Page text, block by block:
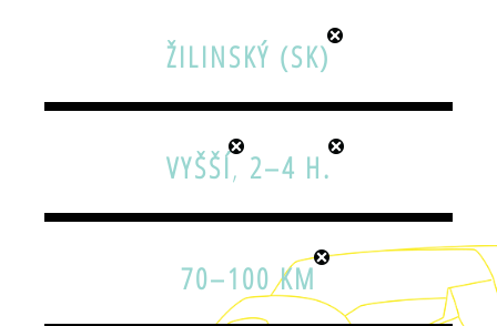
ŽILINSKÝ (SK)
VYŠŠÍ, 2–4 H.
70–100 KM